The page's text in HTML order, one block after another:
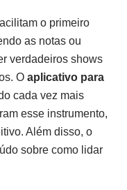
o primeiro
as notas ou
verdadeiros shows
O aplicativo para
cada vez mais
esse instrumento,
Além disso, o
sobre como lidar